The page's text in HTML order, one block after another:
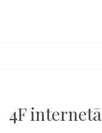
4F internetā